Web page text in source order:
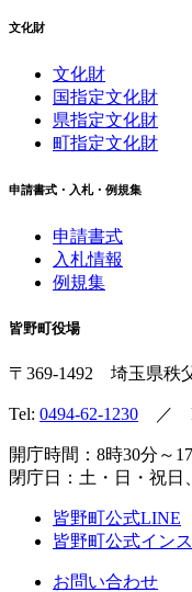
文化財
文化財
国指定文化財
県指定文化財
町指定文化財
申請書式・入札・例規集
申請書式
入札情報
例規集
皆野町役場
〒369-1492 埼玉県秩
Tel: 0494-62-1230 ／
開庁時間：8時30分～
閉庁日：土・日・祝日
皆野町公式LINE
皆野町公式イン
お問い合わせ